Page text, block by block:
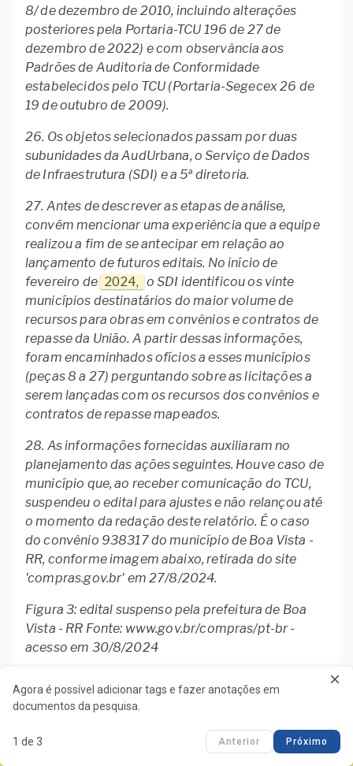
8/ de dezembro de 2010, incluindo alterações
posteriores pela Portaria-TCU 196 de 27 de
dezembro de 2022) e com observância aos
Padrões de Auditoria de Conformidade
estabelecidos pelo TCU (Portaria-Segecex 26 de
19 de outubro de 2009).
26. Os objetos selecionados passam por duas
subunidades da AudUrbana, o Serviço de Dados
de Infraestrutura (SDI) e a 5ª diretoria.
27. Antes de descrever as etapas de análise,
convém mencionar uma experiência que a equipe
realizou a fim de se antecipar em relação ao
lançamento de futuros editais. No início de
fevereiro de 2024, o SDI identificou os vinte
municípios destinatários do maior volume de
recursos para obras em convênios e contratos de
repasse da União. A partir dessas informações,
foram encaminhados ofícios a esses municípios
(peças 8 a 27) perguntando sobre as licitações a
serem lançadas com os recursos dos convênios e
contratos de repasse mapeados.
28. As informações fornecidas auxiliaram no
planejamento das ações seguintes. Houve caso de
município que, ao receber comunicação do TCU,
suspendeu o edital para ajustes e não relançou até
o momento da redação deste relatório. É o caso
do convênio 938317 do município de Boa Vista -
RR, conforme imagem abaixo, retirada do site
'compras.gov.br' em 27/8/2024.
Figura 3: edital suspenso pela prefeitura de Boa
Vista - RR Fonte: www.gov.br/compras/pt-br -
acesso em 30/8/2024
29. Atualmente as etapas de análise do
acompanhamento contínuo de editais são as
seguintes:
clear
close
Agora é possível adicionar tags e fazer anotações em
documentos da pesquisa.
1 de 3 Anterior Próximo